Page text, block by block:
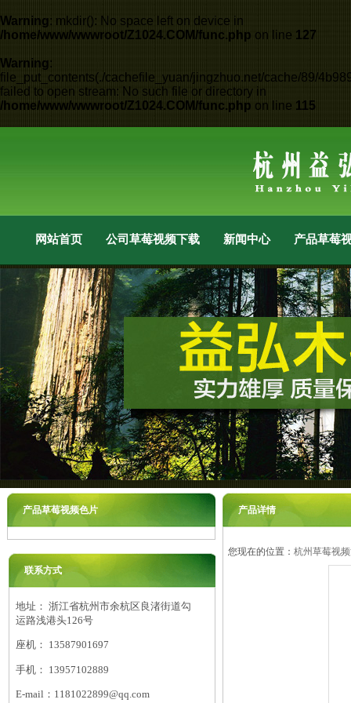
Warning: mkdir(): No space left on device in
/home/www/wwwroot/Z1024.COM/func.php on line 127
Warning:
file_put_contents(./cachefile_yuan/jingzhuo.net/cache/89/
failed to open stream: No such file or directory in
/home/www/wwwroot/Z1024.COM/func.php on line 115
网站首页 公司草莓视频下载成人 新闻中心 产品草莓
联系方式
地址： 浙江省杭州市余杭区良渚街道勾
运路浅港头126号
座机： 13587901697
手机： 13957102889
E-mail：1181022899@qq.com
产品草莓视频色片 产品详情
您现在的位置： 杭州草莓视